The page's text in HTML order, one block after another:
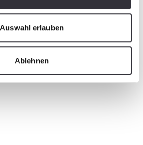
Auswahl erlauben
Ablehnen